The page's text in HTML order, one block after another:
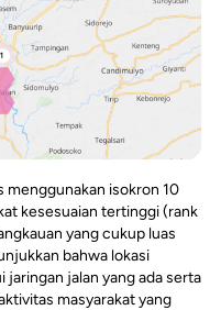
menggunakan isokron 10
kesesuaian tertinggi (rank
yang cukup luas
bahwa lokasi
jalan yang ada serta
masyarakat yang